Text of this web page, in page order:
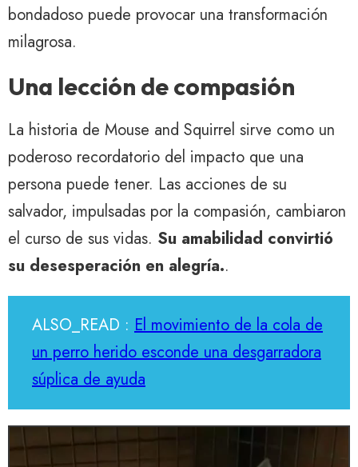
bondadoso puede provocar una transformación
milagrosa.
Una lección de compasión
La historia de Mouse and Squirrel sirve como un
poderoso recordatorio del impacto que una
persona puede tener. Las acciones de su
salvador, impulsadas por la compasión, cambiaron
el curso de sus vidas. Su amabilidad convirtió
su desesperación en alegría..
ALSO_READ : El movimiento de la cola de
un perro herido esconde una desgarradora
súplica de ayuda